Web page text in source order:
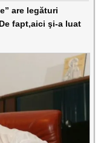
are legături
fapt,aici şi-a luat